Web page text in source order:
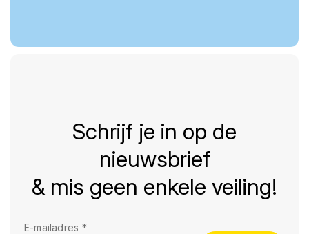
Schrijf je in op de
nieuwsbrief
& mis geen enkele veiling!
E-mailadres *